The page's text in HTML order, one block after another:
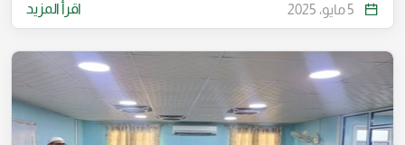
5 مايو، 2025 اقرأ المزيد